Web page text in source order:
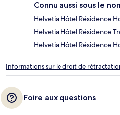
Connu aussi sous le
Helvetia Hôtel Résidence
Helvetia Hôtel Résidence
Helvetia Hôtel Résidence
Informations sur le droit de
Foire aux questions